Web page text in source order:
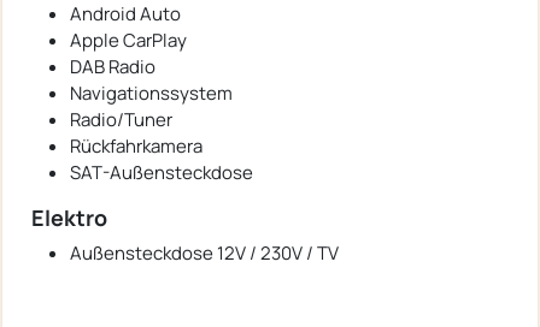
Android Auto
Apple CarPlay
DAB Radio
Navigationssystem
Radio/Tuner
Rückfahrkamera
SAT-Außensteckdose
Elektro
Außensteckdose 12V / 230V / TV